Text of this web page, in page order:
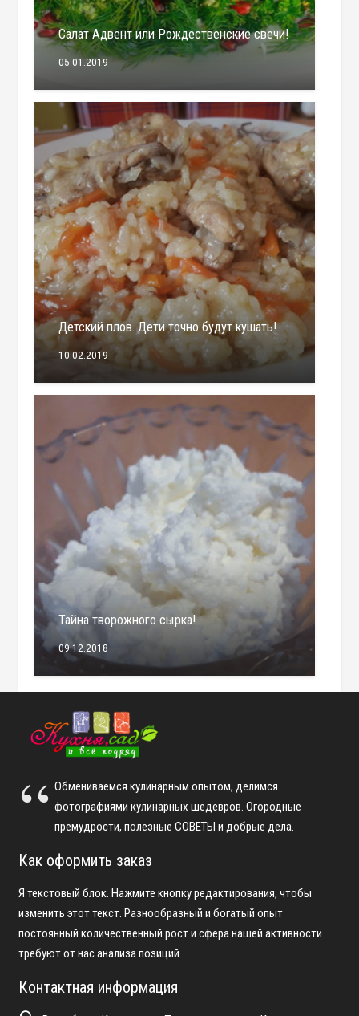
Салат Адвент или Рождественские свечи!
05.01.2019
Детский плов. Дети точно будут кушать!
10.02.2019
Тайна творожного сырка!
09.12.2018
Обмениваемся кулинарным опытом, делимся
фотографиями кулинарных шедевров. Огородные
премудрости, полезные СОВЕТЫ и добрые дела.
Как оформить заказ
Я текстовый блок. Нажмите кнопку редактирования, чтобы
изменить этот текст. Разнообразный и богатый опыт
постоянный количественный рост и сфера нашей активности
требуют от нас анализа позиций.
Контактная информация